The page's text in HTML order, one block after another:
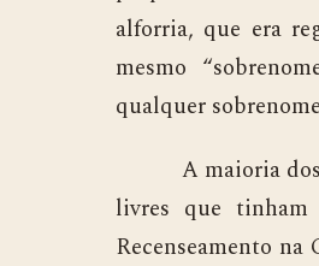
alforria, que era
mesmo
qualquer
A maioria dos
livres que tinham
Recenseamento